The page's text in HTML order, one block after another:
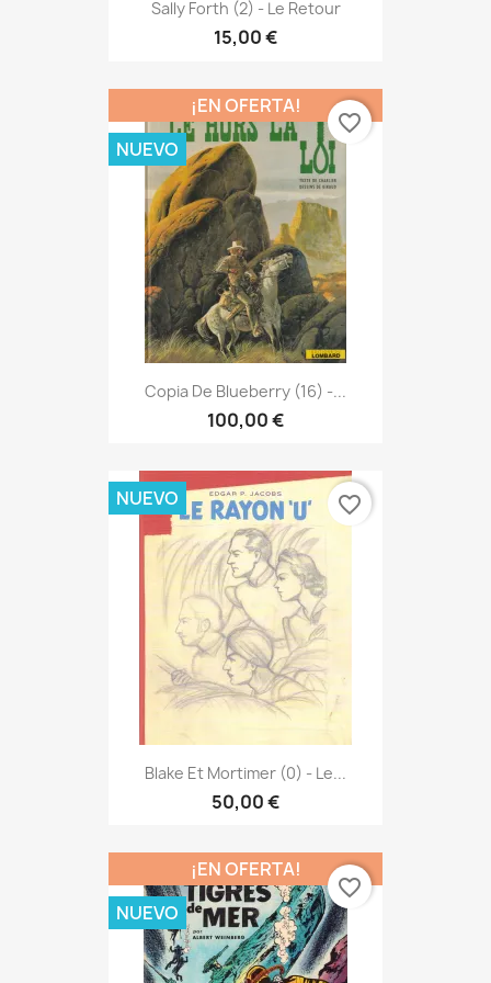
Sally Forth (2) - Le Retour
15,00 €
Copia De Blueberry (16) -...
100,00 €
¡EN OFERTA!
NUEVO
favorite_border
Blake Et Mortimer (0) - Le...
50,00 €
NUEVO favorite_border
¡EN OFERTA!
NUEVO
favorite_border